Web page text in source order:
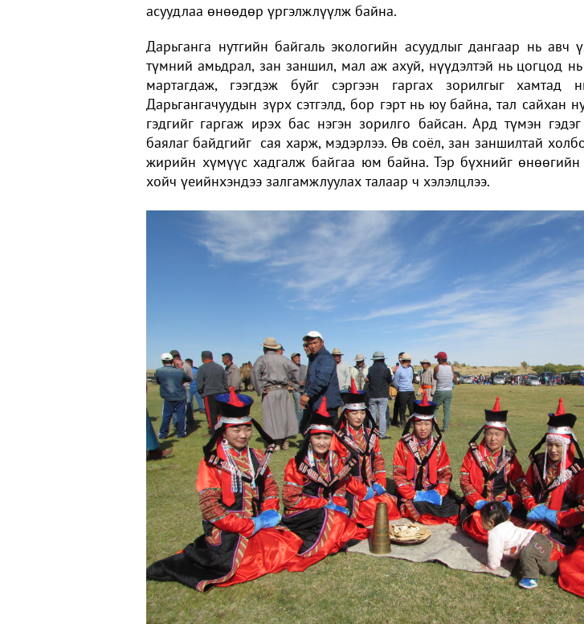
асуудлаа өнөөдөр үргэлжлүүлж байна.
Дарьганга нутгийн байгаль экологийн асуудлыг дангаар нь авч
түмний амьдрал, зан заншил, мал аж ахуй, нүүдэлтэй нь цогцод
мартагдаж, гээгдэж буйг сэргээн гаргах зорилгыг
Дарьгангачуудын зүрх сэтгэлд, бор гэрт нь юу байна, тал сайхан
гэдгийг гаргаж ирэх бас нэгэн зорилго байсан. Ард түмэн
баялаг байдгийг сая харж, мэдэрлээ. Өв соёл, зан заншилтай
жирийн хүмүүс хадгалж байгаа юм байна. Тэр бүхнийг
хойч үеийнхэндээ залгамжлуулах талаар ч хэлэлцлээ.